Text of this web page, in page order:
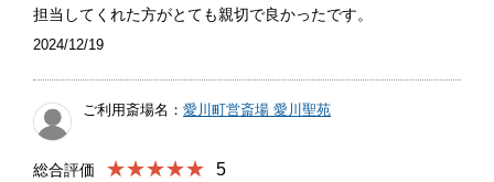
担当してくれた方がとても親切で良かったです。
2024/12/19
ご利用斎場名： 愛川町営斎場 愛川聖苑
総合評価 ★★★★★ 5